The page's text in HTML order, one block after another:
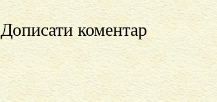
Дописати коментар